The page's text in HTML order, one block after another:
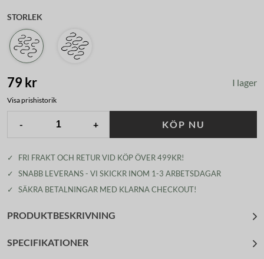
STORLEK
79 kr I lager
Visa prishistorik
- + KÖP NU
✓
FRI FRAKT OCH RETUR VID KÖP ÖVER 499KR!
✓
SNABB LEVERANS - VI SKICKR INOM 1-3 ARBETSDAGAR
✓
SÄKRA BETALNINGAR MED KLARNA CHECKOUT!
PRODUKTBESKRIVNING
SPECIFIKATIONER